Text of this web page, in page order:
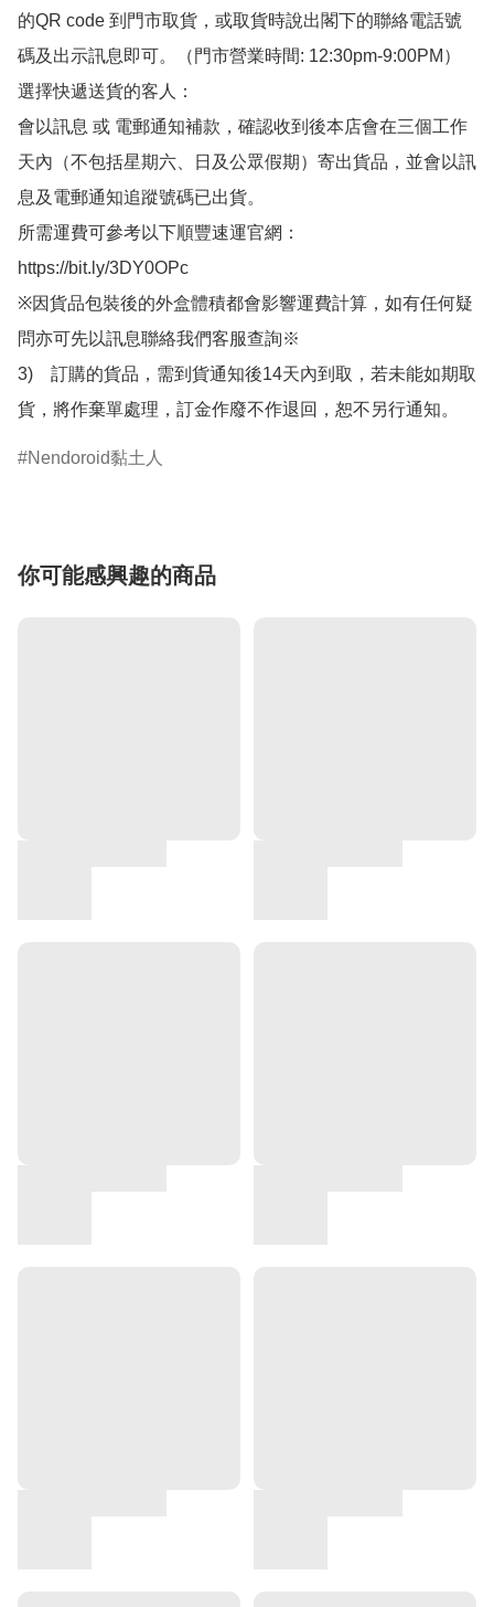
的QR code 到門市取貨，或取貨時說出閣下的聯絡電話號
碼及出示訊息即可。（門市營業時間: 12:30pm-9:00PM）
選擇快遞送貨的客人：
會以訊息 或 電郵通知補款，確認收到後本店會在三個工作
天內（不包括星期六、日及公眾假期）寄出貨品，並會以訊
息及電郵通知追蹤號碼已出貨。
所需運費可參考以下順豐速運官網：
https://bit.ly/3DY0OPc
※因貨品包裝後的外盒體積都會影響運費計算，如有任何疑
問亦可先以訊息聯絡我們客服查詢※
3)　訂購的貨品，需到貨通知後14天內到取，若未能如期取
貨，將作棄單處理，訂金作廢不作退回，恕不另行通知。
Nendoroid黏土人
你可能感興趣的商品